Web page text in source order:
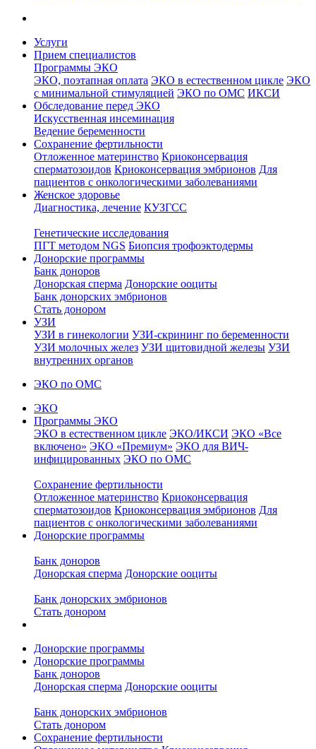
Услуги
Прием специалистов
Программы ЭКО
ЭКО, поэтапная оплата ЭКО в естественном цикле ЭКО
с минимальной стимуляцией ЭКО по ОМС ИКСИ
Обследование перед ЭКО
Искусственная инсеминация
Ведение беременности
Сохранение фертильности
Отложенное материнство Криоконсервация
сперматозоидов Криоконсервация эмбрионов Для
пациентов с онкологическими заболеваниями
Женское здоровье
Диагностика, лечение КУЗГСС
Генетические исследования
ПГТ методом NGS Биопсия трофоэктодермы
Донорские программы
Банк доноров
Донорская сперма Донорские ооциты
Банк донорских эмбрионов
Стать донором
УЗИ
УЗИ в гинекологии УЗИ-скрининг по беременности
УЗИ молочных желез УЗИ щитовидной железы УЗИ
внутренних органов
ЭКО по ОМС
ЭКО
Программы ЭКО
ЭКО в естественном цикле ЭКО/ИКСИ ЭКО «Все
включено» ЭКО «Премиум» ЭКО для ВИЧ-
инфицированных ЭКО по ОМС
Сохранение фертильности
Отложенное материнство Криоконсервация
сперматозоидов Криоконсервация эмбрионов Для
пациентов с онкологическими заболеваниями
Донорские программы
Банк доноров
Донорская сперма Донорские ооциты
Банк донорских эмбрионов
Стать донором
Донорские программы
Донорские программы
Банк доноров
Донорская сперма Донорские ооциты
Банк донорских эмбрионов
Стать донором
Сохранение фертильности